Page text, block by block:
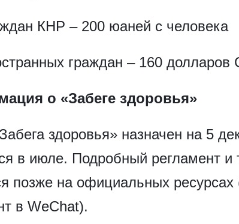
КНР – 200 юаней с человека
граждан – 160
о «Забеге здоровья»
здоровья» назначен на 5
в июле. Подробный регламент и
позже на официальных ресурсах
в WeChat).